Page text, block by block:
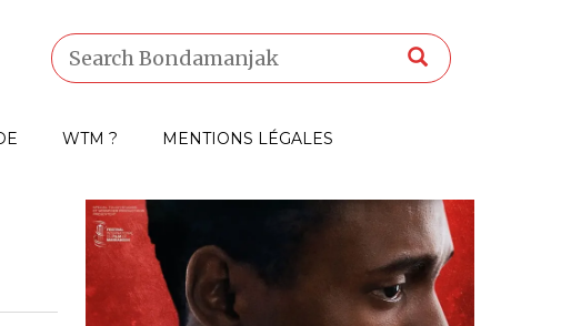
WTM ? MENTIONS LÉGALES